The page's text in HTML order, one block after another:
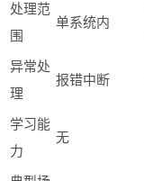
处理范
围
单系统内
异常处
理
报错中断
学习能
力
无